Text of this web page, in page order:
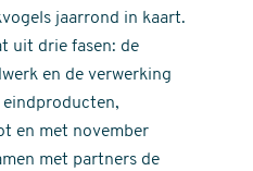
jaarrond in kaart.
uit drie fasen: de
en de verwerking
en met november
met partners de